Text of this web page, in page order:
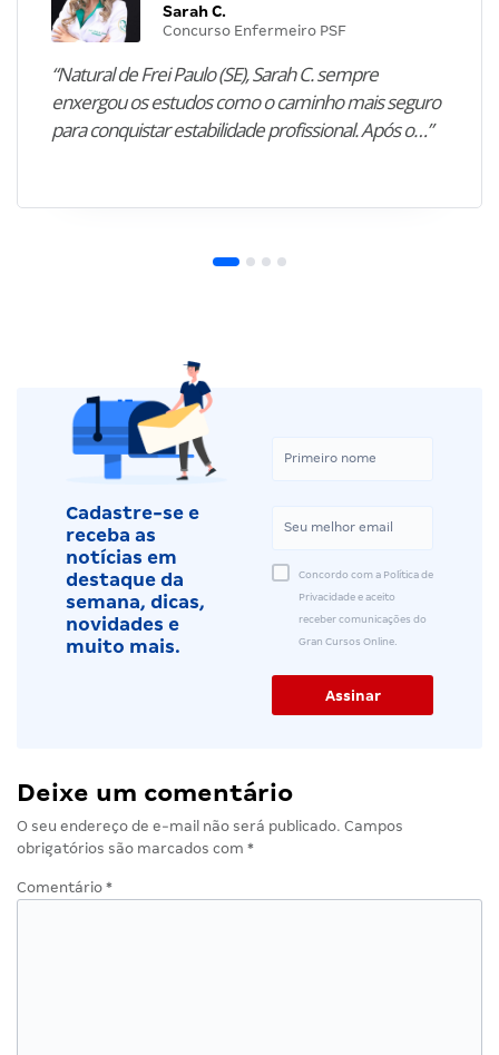
Sarah C.
Concurso Enfermeiro PSF
“Natural de Frei Paulo (SE), Sarah C. sempre
enxergou os estudos como o caminho mais seguro
para conquistar estabilidade profissional. Após o…”
Cadastre-se e
receba as
notícias em
destaque da
semana, dicas,
novidades e
muito mais.
Concordo com a Política de
Privacidade e aceito
receber comunicações do
Gran Cursos Online.
Deixe um comentário
O seu endereço de e-mail não será publicado. Campos
obrigatórios são marcados com *
Comentário *